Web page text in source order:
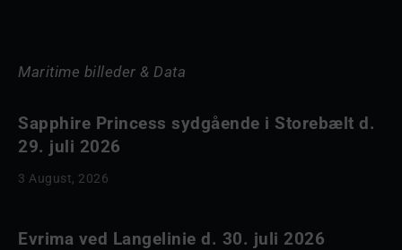
Maritime billeder & Data
Sapphire Princess sydgående i Storebælt d.
29. juli 2026
3 August, 2026
Evrima ved Langelinie d. 30. juli 2026